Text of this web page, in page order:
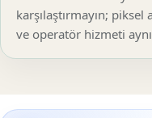
karşılaştırmayın;
ve operatör hizmeti